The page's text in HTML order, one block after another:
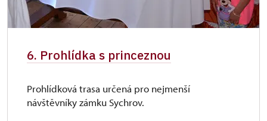
6. Prohlídka s princeznou
Prohlídková trasa určená pro nejmenší
návštěvníky zámku Sychrov.